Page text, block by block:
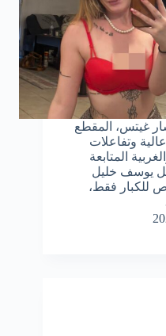
غيتس، المقطع
وتفاعلات
المتابعة
يوسف خليل
للكبار فقط،